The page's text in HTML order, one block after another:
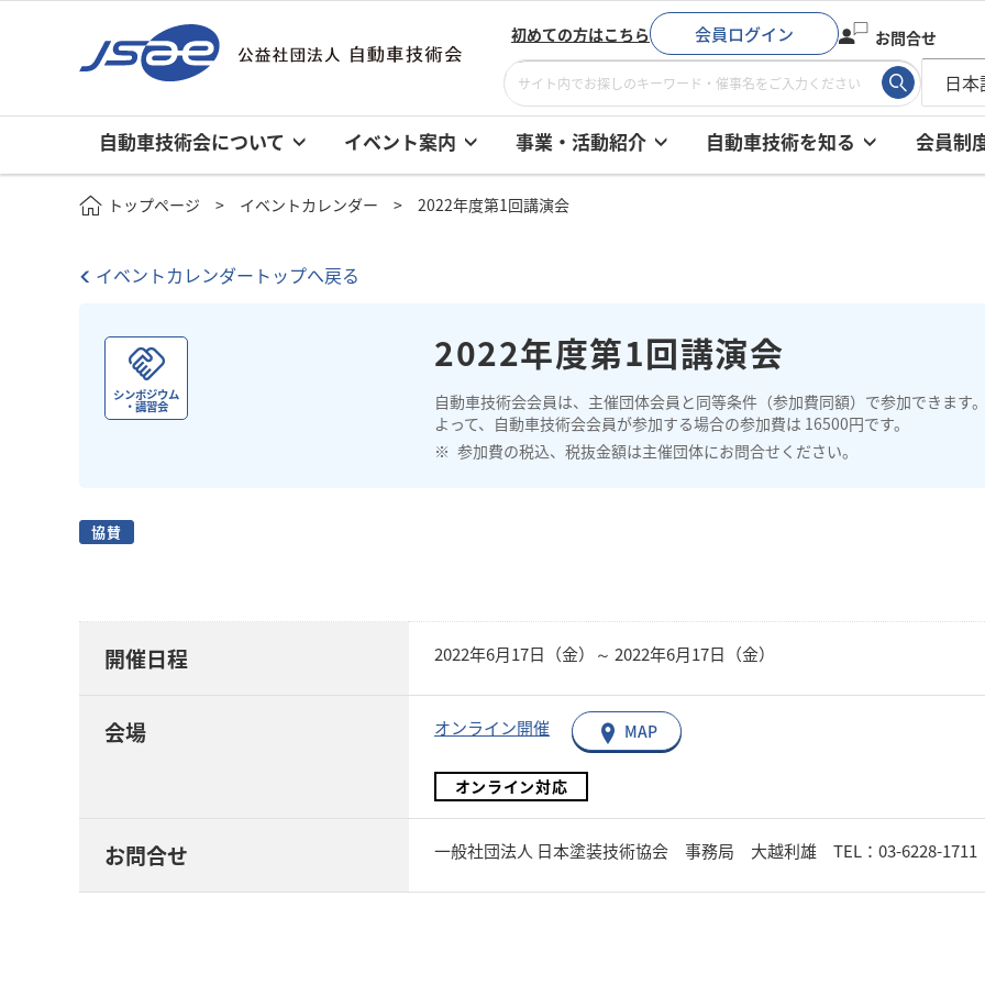
初めての方はこちら 会員ログイン お問合せ
自動車技術会について イベント案内 事業・活動紹介 自動車技術を知る 会員制
トップページ イベントカレンダー 2022年度第1回講演会
イベントカレンダートップへ戻る
2022年度第1回講演会
自動車技術会会員は、主催団体会員と同等条件（参加費同額）で参加できます。
よって、自動車技術会会員が参加する場合の参加費は 16500円です。
参加費の税込、税抜金額は主催団体にお問合せください。
シンポジウム
・講習会
協賛
開催日程 2022年6月17日（金）～ 2022年6月17日（金）
会場 オンライン開催 MAP
オンライン対応
お問合せ 一般社団法人 日本塗装技術協会 事務局 大越利雄 TEL：03-6228-